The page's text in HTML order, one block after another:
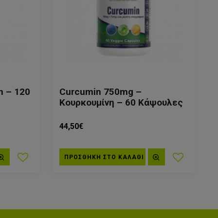
– 120
Curcumin 750mg –
Κουρκουμίνη – 60 Κάψουλες
44,50€
ΠΡΟΣΘΗΚΗ ΣΤΟ ΚΑΛΆΘΙ